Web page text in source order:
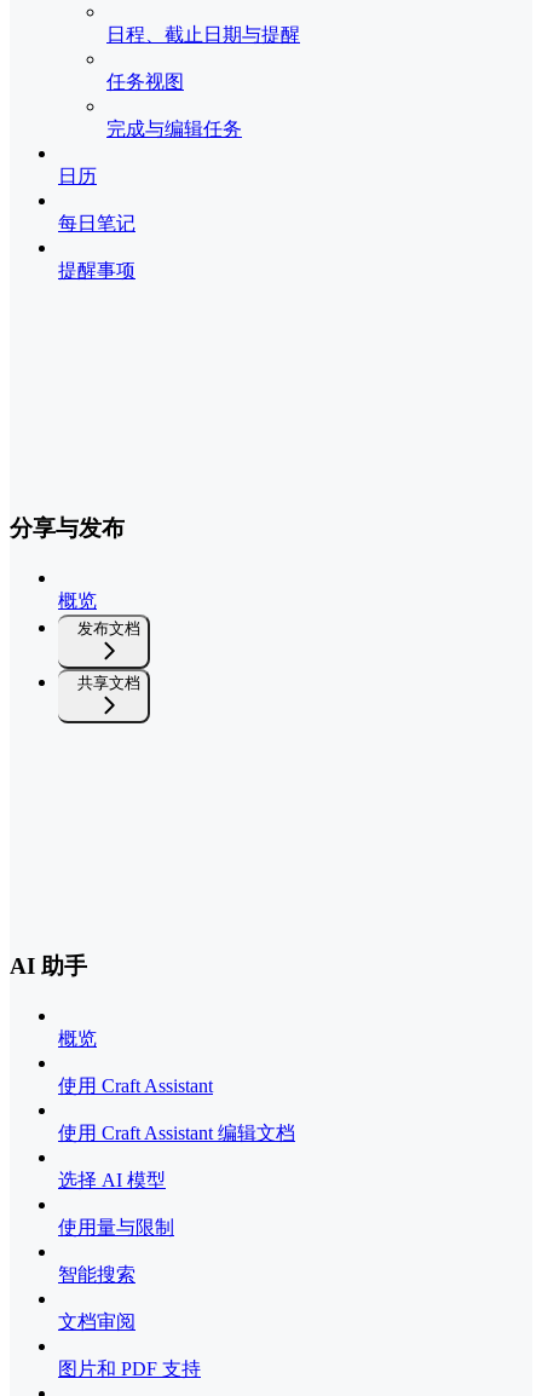
日程、截止日期与提醒
任务视图
完成与编辑任务
日历
每日笔记
提醒事项
分享与发布
概览
发布文档
共享文档
AI 助手
概览
使用 Craft Assistant
使用 Craft Assistant 编辑文档
选择 AI 模型
使用量与限制
智能搜索
文档审阅
图片和 PDF 支持